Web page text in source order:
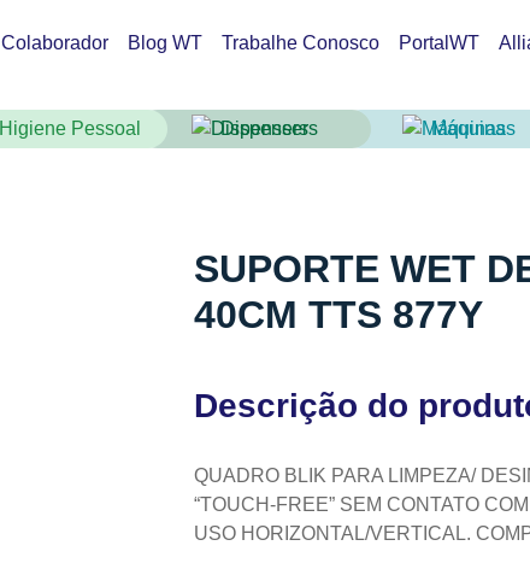
Colaborador Blog WT Trabalhe Conosco PortalWT
Higiene Pessoal Dispensers Máquinas
SUPORTE WET
40CM TTS 877Y
Descrição do
QUADRO BLIK PARA LIMPEZA/
“TOUCH‑FREE” SEM CONTATO
USO HORIZONTAL/VERTICAL.